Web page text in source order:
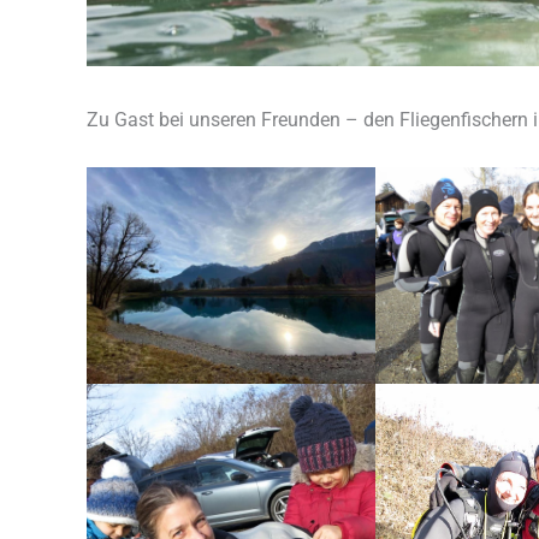
Zu Gast bei unseren Freunden – den Fliegenfischern